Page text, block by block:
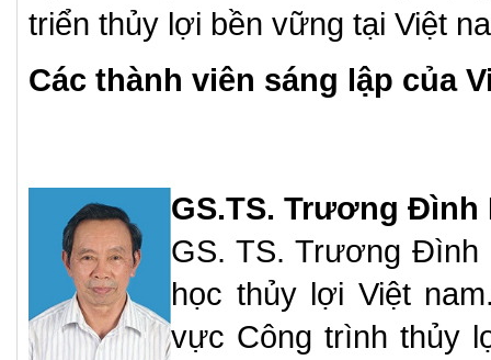
triển thủy lợi bền vững tại Việt
Các thành viên sáng lập của
GS.TS. Trương
GS. TS. Trương Đình
học thủy lợi Việt
vực Công trình thủy